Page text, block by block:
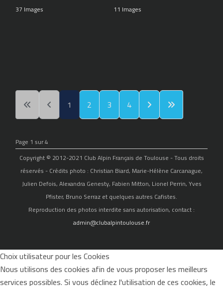
37 Images 11 Images
1 2 3 4
Page 1 sur 4
Copyright © 2012-2021 Club Alpin Français de Toulouse - Tous droits
réservés - Crédits photo : Christian Biard, Marie-Hélène Carcanague,
Julien Defois, Alexandra Genesty, Fabien Mitton, Lionel Perrin, Yves
Pfister, Bruno Serraz et quelques autres Cafistes.
Reproduction des photos interdite sans autorisation, contact :
admin@clubalpintoulouse.fr
Choix utilisateur pour les Cookies
Nous utilisons des cookies afin de vous proposer les meilleurs
services possibles. Si vous déclinez l'utilisation de ces cookies, le